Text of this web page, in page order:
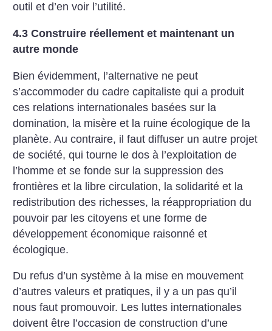
outil et d’en voir l’utilité.
4.3 Construire réellement et maintenant un
autre monde
Bien évidemment, l’alternative ne peut
s’accommoder du cadre capitaliste qui a produit
ces relations internationales basées sur la
domination, la misère et la ruine écologique de la
planète. Au contraire, il faut diffuser un autre projet
de société, qui tourne le dos à l’exploitation de
l’homme et se fonde sur la suppression des
frontières et la libre circulation, la solidarité et la
redistribution des richesses, la réappropriation du
pouvoir par les citoyens et une forme de
développement économique raisonné et
écologique.
Du refus d’un système à la mise en mouvement
d’autres valeurs et pratiques, il y a un pas qu’il
nous faut promouvoir. Les luttes internationales
doivent être l’occasion de construction d’une